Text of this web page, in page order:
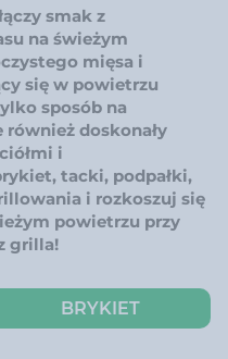
smak z
na świeżym
mięsa i
się w powietrzu
sposób na
doskonały
i
tacki, podpałki,
i rozkoszuj się
powietrzu przy
grilla!
BRYKIET